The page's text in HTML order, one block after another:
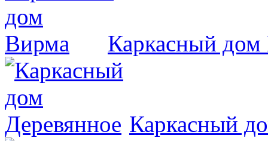
Каркасный
Каркасный